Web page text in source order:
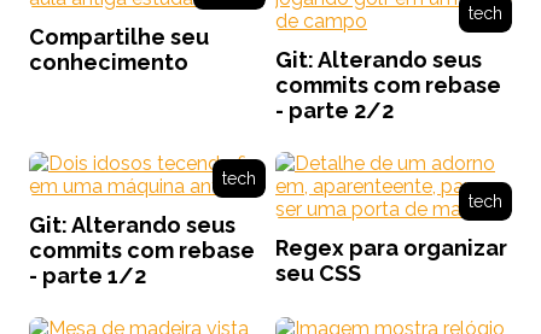
Compartilhe seu
conhecimento
tech
Git: Alterando seus
commits com rebase
- parte 2/2
tech
Git: Alterando seus
commits com rebase
- parte 1/2
tech
Regex para organizar
seu CSS